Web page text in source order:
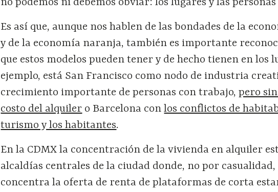
Es así que, aunque nos hablen de las bondades de la
y de la economía naranja, también es importante
que estos modelos pueden tener y de hecho tienen en los
ejemplo, está San Francisco como nodo de industria
crecimiento importante de personas con trabajo,pero
costo del alquiler o Barcelona conlos conflictos de
turismo y los habitantes.
En la CDMX la concentración de la vivienda en alquiler
alcaldías centrales de la ciudad donde, no por
concentra la oferta de renta de plataformas de corta